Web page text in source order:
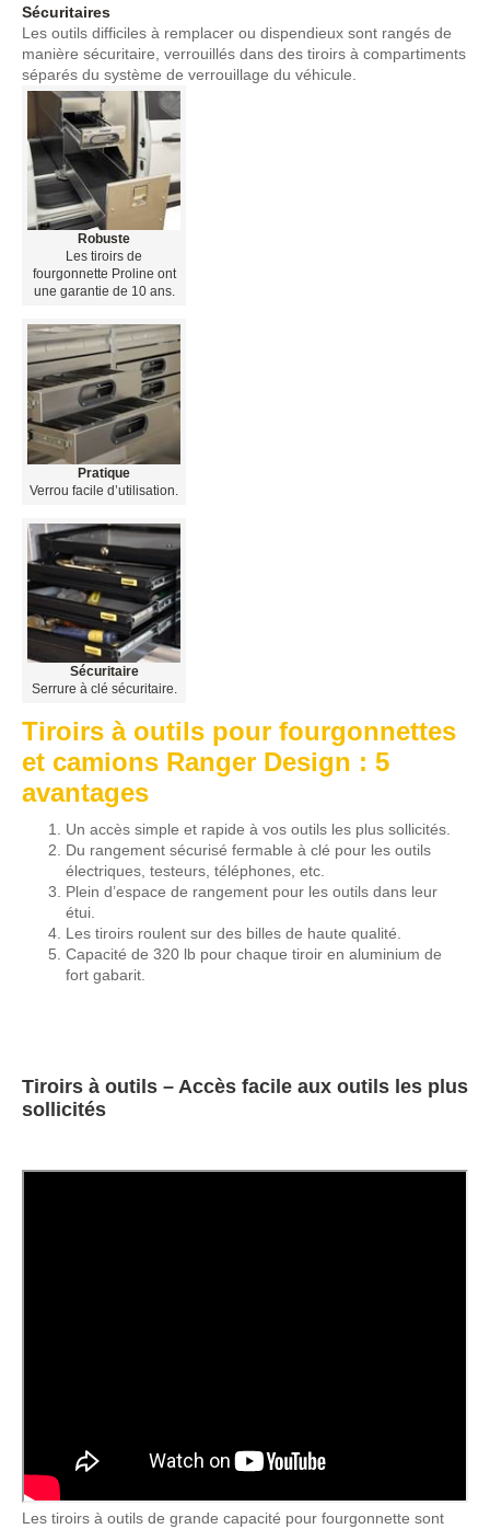
Sécuritaires
Les outils difficiles à remplacer ou dispendieux sont rangés de
manière sécuritaire, verrouillés dans des tiroirs à compartiments
séparés du système de verrouillage du véhicule.
Robuste
Les tiroirs de
fourgonnette Proline ont
une garantie de 10 ans.
Pratique
Verrou facile d’utilisation.
Sécuritaire
Serrure à clé sécuritaire.
Tiroirs à outils pour fourgonnettes
et camions Ranger Design : 5
avantages
Un accès simple et rapide à vos outils les plus sollicités.
Du rangement sécurisé fermable à clé pour les outils
électriques, testeurs, téléphones, etc.
Plein d’espace de rangement pour les outils dans leur
étui.
Les tiroirs roulent sur des billes de haute qualité.
Capacité de 320 lb pour chaque tiroir en aluminium de
fort gabarit.
Tiroirs à outils – Accès facile aux outils les plus
sollicités
Les tiroirs à outils de grande capacité pour fourgonnette sont